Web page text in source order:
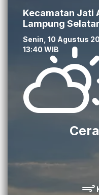
Kecamatan Jati
Lampung
Senin, 10 Agustus
13:40 WIB